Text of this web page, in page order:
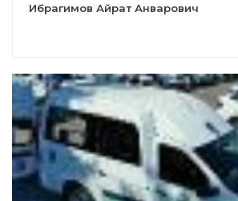
Ибрагимов Айрат Анварович